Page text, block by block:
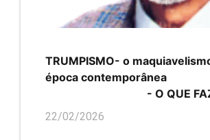
TRUMPISMO- o
época contemporânea
- O QUE
22/02/2026